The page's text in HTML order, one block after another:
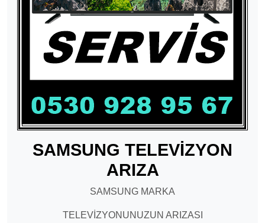
SAMSUNG TELEVİZYON
ARIZA
SAMSUNG MARKA
TELEVİZYONUNUZUN ARIZASI